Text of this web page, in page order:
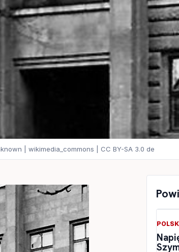
| wikimedia_commons | CC BY-SA 3.0 de